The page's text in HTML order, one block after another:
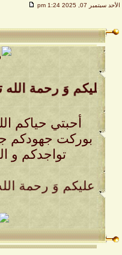
الأحد سبتمبر 07, 2025 1:24 pm
عليكم وَ رحمة الله
أحبتي حياكم
بوركت جهودكم
تواجدكم و
عليكم وَ رحمة